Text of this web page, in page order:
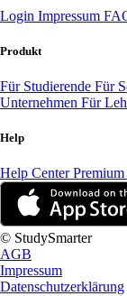
Login Impressum
Produkt
Für Studierende Für
Unternehmen Für
Help
Help Center
© StudySmarter
AGB
Impressum
Datenschutzerklärung